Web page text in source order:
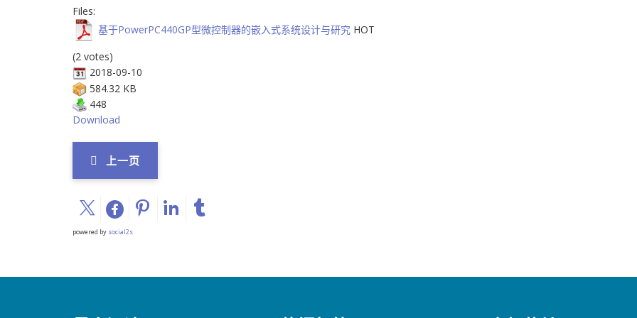
Files:
基于PowerPC440GP型微控制器的嵌入式系统设计与研究 HOT
(2 votes)
2018-09-10
584.32 KB
448
Download
上一页
powered by social2s